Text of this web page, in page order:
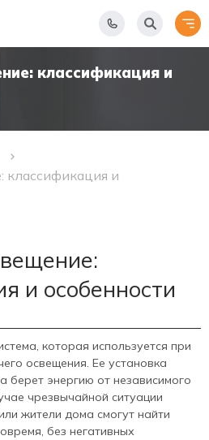
классификация и
классификация и
и особенности
которая используется при
освещения. Ее установка
берет энергию от независимого
чрезвычайной ситуации
жители дома смогут найти
без негативных